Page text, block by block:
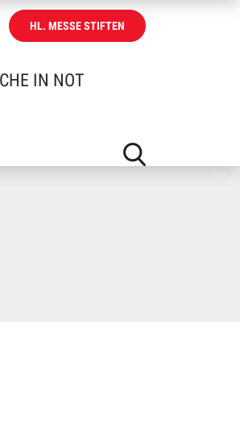
HL. MESSE STIFTEN
IN NOT